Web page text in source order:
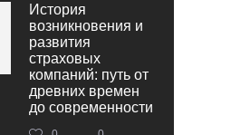
История
возникновения и
развития
страховых
компаний: путь от
древних времен
до современности